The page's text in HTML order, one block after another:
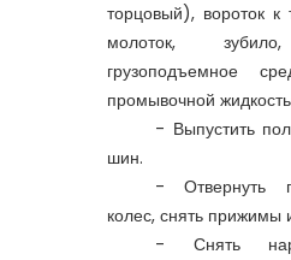
торцовый), вороток к
молоток,
грузоподъемное
промывочной
- Выпустить
шин.
- Отвернуть
колес, снять прижимы
- Снять